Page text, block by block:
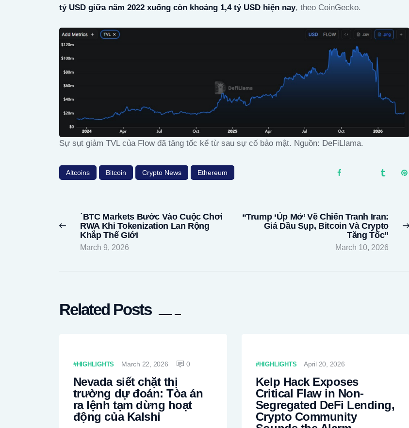
tỷ USD giữa năm 2022 xuống còn khoảng 1,4 tỷ USD hiện nay, theo CoinGecko.
Sự sụt giảm TVL của Flow đã tăng tốc kể từ sau sự cố bảo mật. Nguồn: DeFiLlama.
Altcoins Bitcoin Crypto News Ethereum
Previous
post:
`BTC Markets Bước Vào Cuộc Chơi
RWA Khi Tokenization Lan Rộng
Khắp Thế Giới
March 9, 2026
post:
“Trump ‘Úp Mở’ Về Chiến Tranh Iran:
Giá Dầu Sụp, Bitcoin Và Crypto
Tăng Tốc”
March 10, 2026
Related Posts
HIGHLIGHTS March 22, 2026 0
Nevada siết chặt thị
trường dự đoán: Tòa án
ra lệnh tạm dừng hoạt
động của Kalshi
HIGHLIGHTS April 20, 2026
Kelp Hack Exposes
Critical Flaw in Non-
Segregated DeFi Lending,
Crypto Community